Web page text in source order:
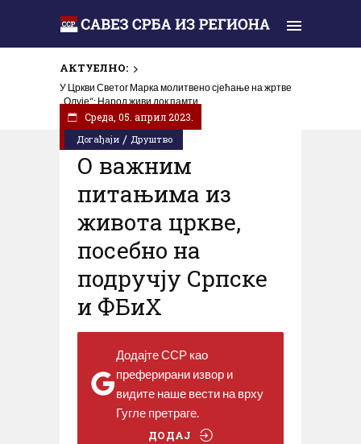
АКТУЕЛНО:
У Цркви Светог Марка молитвено сјећање на жртве
„Олује“: Народ живи док памти
Догађаји / Друштво
Cреда, 05. април 2023.
О важним
питањима из
живота цркве,
посебно на
подручју Српске
и ФБиХ
Додајте ССР као
преферирани извор и
видите наше вести на врху
Гугле претраге.
ДОДАЈ